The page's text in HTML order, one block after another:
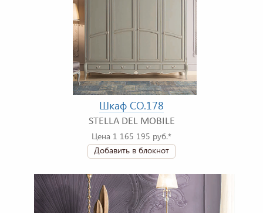
Шкаф CO.178
STELLA DEL MOBILE
Цена 1 165 195 руб.*
Добавить в блокнот